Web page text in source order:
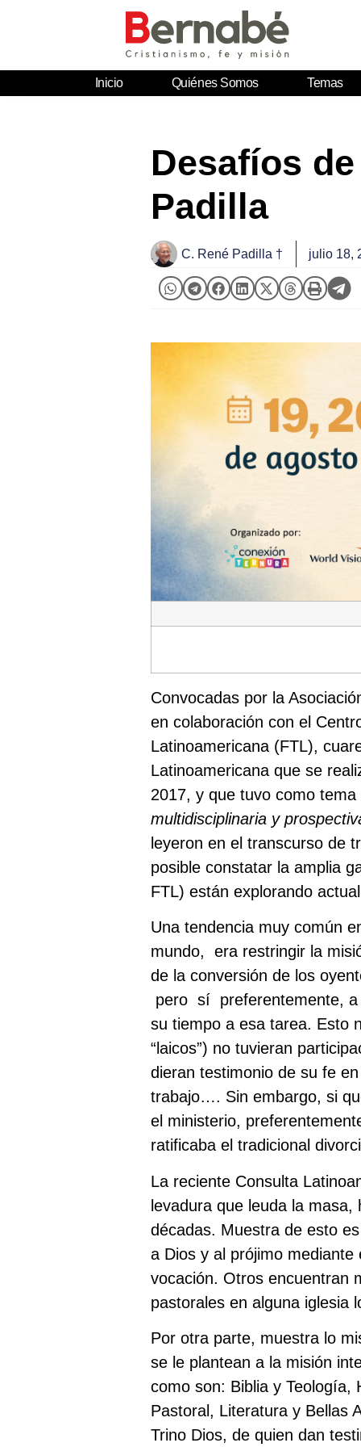
Inicio Quiénes Somos Temas
Desafíos
Padilla
C. René Padilla † julio 18,
Convocadas por la
en colaboración con el
Latinoamericana (FTL),
Latinoamericana que se
2017, y que tuvo como
multidisciplinaria y
leyeron en el transcurso de
posible constatar la amplia
FTL) están explorando
Una tendencia muy común
mundo, era restringir la
de la conversión de los
pero sí preferentemente, a
su tiempo a esa tarea. Esto
“laicos”) no tuvieran
dieran testimonio de su fe
trabajo…. Sin embargo, si
el ministerio,
ratificaba el tradicional
La reciente Consulta
levadura que leuda la
décadas. Muestra de esto
a Dios y al prójimo
vocación. Otros encuentran
pastorales en alguna iglesia
Por otra parte, muestra lo
se le plantean a la misión
como son: Biblia y
Pastoral, Literatura y Bellas
Trino Dios, de quien dan